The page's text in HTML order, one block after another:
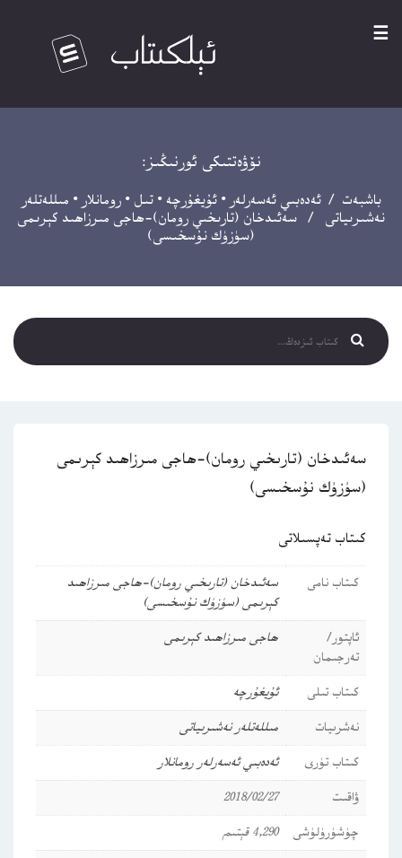
☰
نۆۋەتتىكى ئورنىڭىز:
باشبەت /ئەدەبىي ئەسەرلەر •ئۇيغۇرچە •تىل •رومانلار • مىللەتلەر
نەشىرىياتى / سەئىدخان (تارىخىي رومان)-ھاجى مىرزاھىد كېرىمى
(سۈزۈك نۇسخىسى)
سەئىدخان (تارىخىي رومان)-ھاجى مىرزاھىد كېرىمى
(سۈزۈك نۇسخىسى)
كىتاب تەپسىلاتى
كىتاب نامى
سەئىدخان (تارىخىي رومان)-ھاجى مىرزاھىد
كېرىمى (سۈزۈك نۇسخىسى)
ئاپتور/
تەرجىمان
ھاجى مىرزاھىد كېرىمى
كىتاب تىلى
ئۇيغۇرچە
نەشرىيات
مىللەتلەر نەشىرىياتى
كىتاب تۈرى
ئەدەبىي ئەسەرلەر رومانلار
ۋاقىت
2018/02/27
چۈشۈرۈلۈشى
4,290 قېتىم